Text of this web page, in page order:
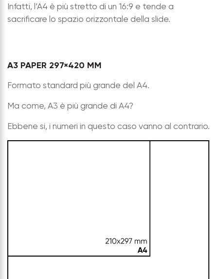
Infatti, l’A4 è più stretto di un 16:9 e tende a
sacrificare lo spazio orizzontale della slide.
A3 PAPER 297×420 MM
Formato standard più grande del A4.
Ma come, A3 è più grande di A4?
Ebbene si, i numeri in questo caso vanno al contrario.